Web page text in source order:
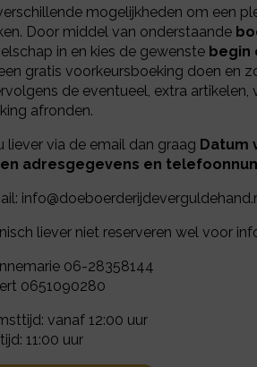
mogelijkheden om een
Door middel van onderstaande
in en kies de gewenste begin
gratis voorkeursboeking doen en
de eventueel, extra artikelen,
afronden.
liever via de email dan graag Datum
en adresgegevens en
liever niet reserveren wel voor
06-28358144
0651090280
vanaf 12:00 uur
11:00 uur